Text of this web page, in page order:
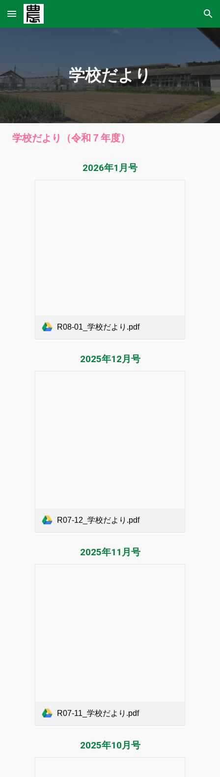
Skip to main content Skip to navigation
学校だより
学校だより（令和 ７年度）
2026年1月号
R08-01_学校だより.pdf
2025年12月号
R07-12_学校だより.pdf
2025年1 1月号
R07-11_学校だより.pdf
2025年10月号